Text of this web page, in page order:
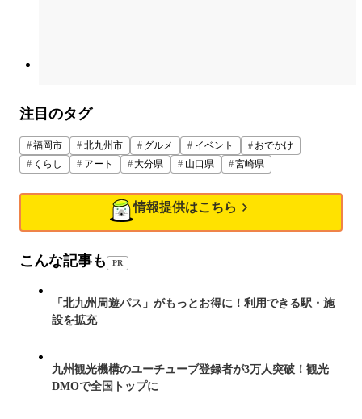
注目のタグ
福岡市 北九州市 グルメ イベント
おでかけ
くらし
アート 大分県 山口県 宮崎県
情報提供はこちら
こんな記事も PR
「北九州周遊パス」がもっとお得に！利用できる駅・施
設を拡充
九州観光機構のユーチューブ登録者が3万人突破！観光
DMOで全国トップに